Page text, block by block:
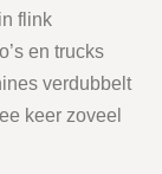
flink
en trucks
verdubbelt
keer zoveel